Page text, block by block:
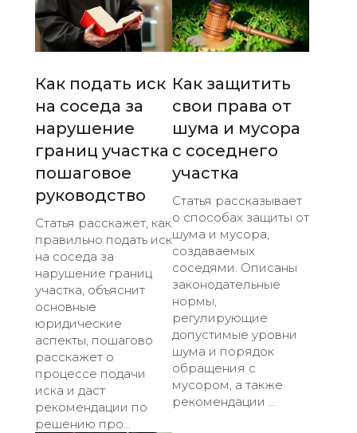
Как подать иск
на соседа за
нарушение
границ участка
пошаговое
руководство
Статья расскажет, как
правильно подать иск
на соседа за
нарушение границ
участка, объяснит
основные
юридические
аспекты, пошагово
расскажет о
процессе подачи
иска и даст
рекомендации по
решению про...
Как защитить
свои права от
шума и мусора
с соседнего
участка
Статья рассказывает
о способах защиты от
шума и мусора,
создаваемых
соседями. Описаны
законодательные
нормы,
регулирующие
допустимые уровни
шума и порядок
обращения с
мусором, а также
рекомендации ...